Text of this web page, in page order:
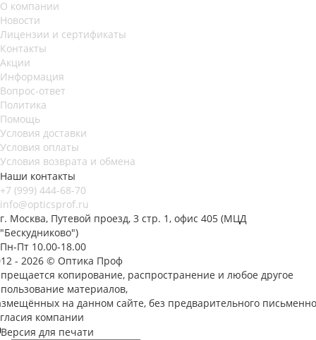
О компании
Новости
Лицензии и сертификаты
Контакты
Акции
Информация
Вопрос-ответ
Политика
Помощь
Условия доставки
Условия оплаты
Условия возврата и обмена
Наши контакты
+7 (999) 444-68-70
info@opticsprof.ru
г. Москва, Путевой проезд, 3 стр. 1, офис 405 (МЦД
"Бескудниково")
Пн-Пт 10.00-18.00
- 2026 © Оптика Проф
копирование, распространение и любое другое
материалов,
на данном сайте, без предварительного
компании
Версия для печати